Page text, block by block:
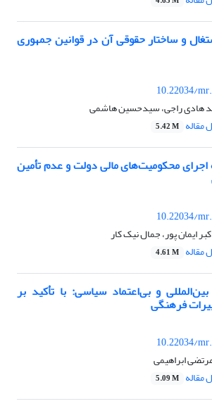
و ساختار حقوقی آن در قوانین جمهوری
10.22034/
هادی راجی، سیدحسین هاشمی
مقاله 5.42 M
اجرای محکومیت‌های مالی دولت و عدم تأمین
10.22034/
ایمان پور، جمال نیک کار
مقاله 4.61 M
و بی‌اعتماد سیاسی: با تأکید بر
فرهنگی
10.22034/
ابراهیمی
مقاله 5.09 M